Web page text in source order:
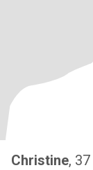
Christine, 37